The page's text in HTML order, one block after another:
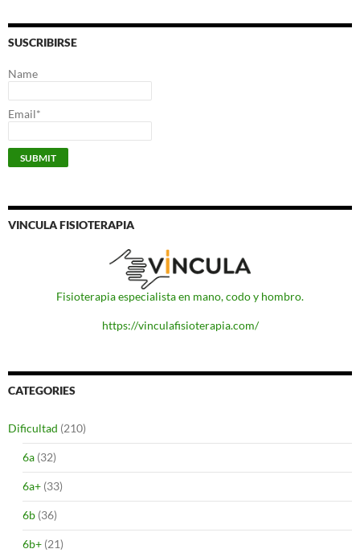
SUSCRIBIRSE
Name
Email*
VINCULA FISIOTERAPIA
Fisioterapia especialista en mano, codo y hombro.
https://vinculafisioterapia.com/
CATEGORIES
Dificultad (210)
6a (32)
6a+ (33)
6b (36)
6b+ (21)